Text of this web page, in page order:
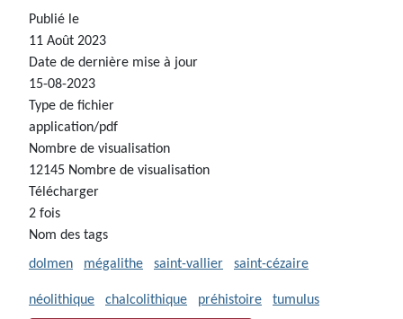
Publié le
11 Août 2023
Date de dernière mise à jour
15-08-2023
Type de fichier
application/pdf
Nombre de visualisation
12145 Nombre de visualisation
Télécharger
2 fois
Nom des tags
dolmen
mégalithe saint-vallier saint-cézaire
néolithique chalcolithique préhistoire tumulus